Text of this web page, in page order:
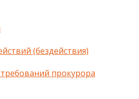
(бездействия)
прокурора